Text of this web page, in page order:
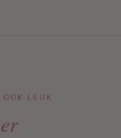
LEUK